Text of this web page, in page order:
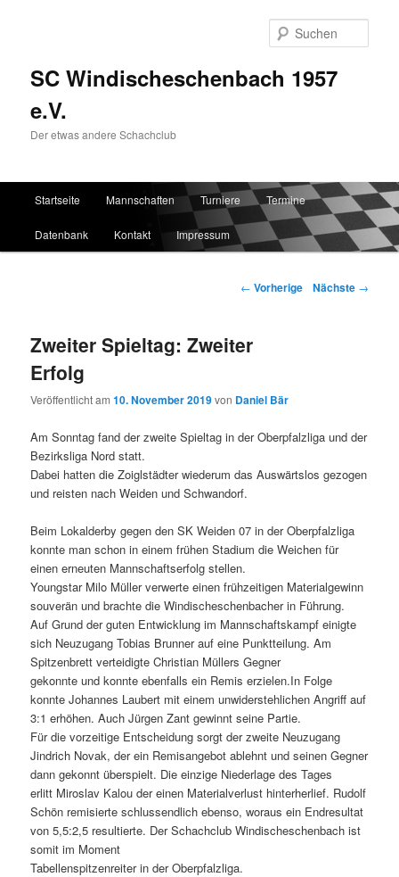
SC Windischeschenbach 1957
e.V.
Der etwas andere Schachclub
Zum Inhalt wechseln
Zum sekundären Inhalt wechseln
Startseite Mannschaften Turniere Termine
Datenbank Kontakt Impressum
Artikelnavigation
← Vorherige Nächste →
Zweiter Spieltag: Zweiter
Erfolg
Veröffentlicht am10. November 2019von Daniel Bär
Am Sonntag fand der zweite Spieltag in der Oberpfalzliga und der
Bezirksliga Nord statt.
Dabei hatten die Zoiglstädter wiederum das Auswärtslos gezogen
und reisten nach Weiden und Schwandorf.
Beim Lokalderby gegen den SK Weiden 07 in der Oberpfalzliga
konnte man schon in einem frühen Stadium die Weichen für
einen erneuten Mannschaftserfolg stellen.
Youngstar Milo Müller verwerte einen frühzeitigen Materialgewinn
souverän und brachte die Windischeschenbacher in Führung.
Auf Grund der guten Entwicklung im Mannschaftskampf einigte
sich Neuzugang Tobias Brunner auf eine Punktteilung. Am
Spitzenbrett verteidigte Christian Müllers Gegner
gekonnte und konnte ebenfalls ein Remis erzielen.In Folge
konnte Johannes Laubert mit einem unwiderstehlichen Angriff auf
3:1 erhöhen. Auch Jürgen Zant gewinnt seine Partie.
Für die vorzeitige Entscheidung sorgt der zweite Neuzugang
Jindrich Novak, der ein Remisangebot ablehnt und seinen Gegner
dann gekonnt überspielt. Die einzige Niederlage des Tages
erlitt Miroslav Kalou der einen Materialverlust hinterherlief. Rudolf
Schön remisierte schlussendlich ebenso, woraus ein Endresultat
von 5,5:2,5 resultierte. Der Schachclub Windischeschenbach ist
somit im Moment
Tabellenspitzenreiter in der Oberpfalzliga.